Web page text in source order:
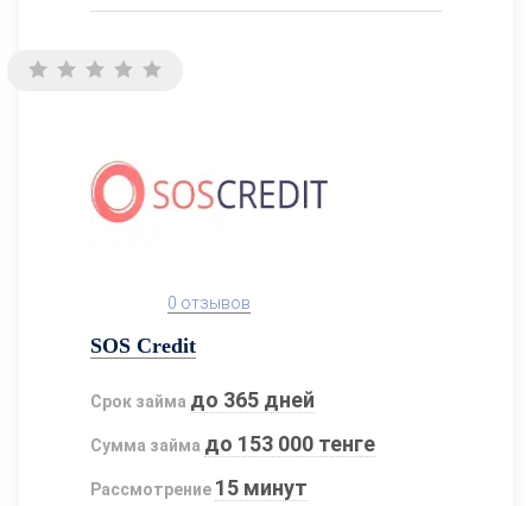
0 отзывов
SOS Credit
Срок займа до 365 дней
Сумма займа до 153 000 тенге
Рассмотрение 15 минут